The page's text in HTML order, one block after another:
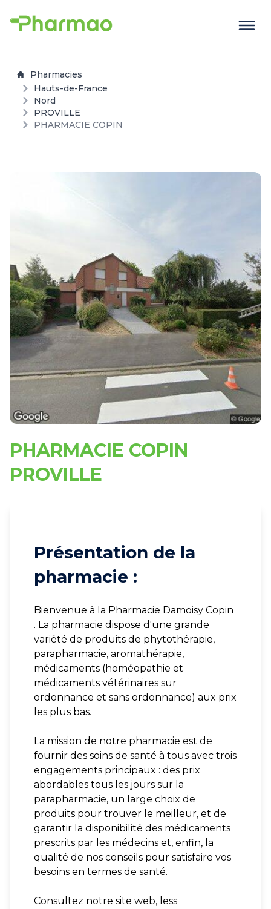
Pharmacies
Hauts-de-France
Nord
PROVILLE
PHARMACIE COPIN
PHARMACIE COPIN
PROVILLE
Présentation de la
pharmacie :
Bienvenue à la Pharmacie Damoisy Copin
. La pharmacie dispose d'une grande
variété de produits de phytothérapie,
parapharmacie, aromathérapie,
médicaments (homéopathie et
médicaments vétérinaires sur
ordonnance et sans ordonnance) aux prix
les plus bas.
La mission de notre pharmacie est de
fournir des soins de santé à tous avec trois
engagements principaux : des prix
abordables tous les jours sur la
parapharmacie, un large choix de
produits pour trouver le meilleur, et de
garantir la disponibilité des médicaments
prescrits par les médecins et, enfin, la
qualité de nos conseils pour satisfaire vos
besoins en termes de santé.
Consultez notre site web, less